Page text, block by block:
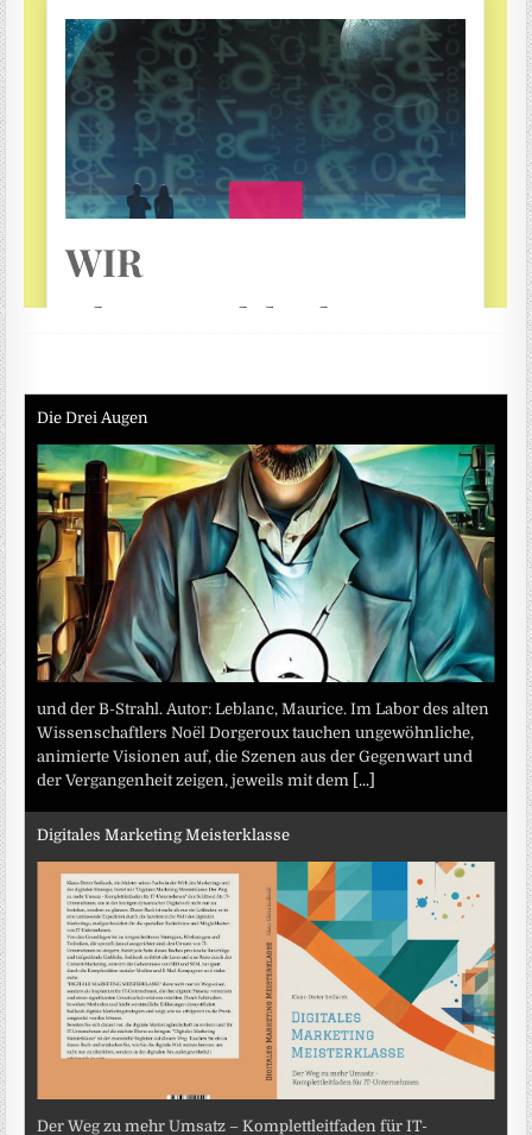
Die Drei Augen
und der B-Strahl. Autor: Leblanc, Maurice. Im Labor des alten
Wissenschaftlers Noël Dorgeroux tauchen ungewöhnliche,
animierte Visionen auf, die Szenen aus der Gegenwart und
der Vergangenheit zeigen, jeweils mit dem [...]
Digitales Marketing Meisterklasse
Der Weg zu mehr Umsatz – Komplettleitfaden für IT-